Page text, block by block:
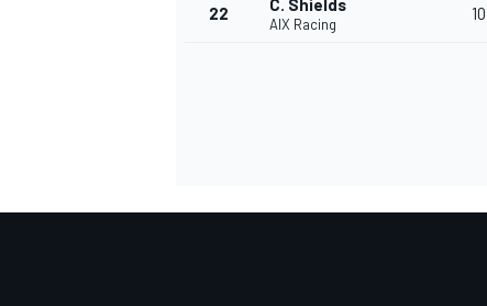
22 C. Shields
AIX Racing
10